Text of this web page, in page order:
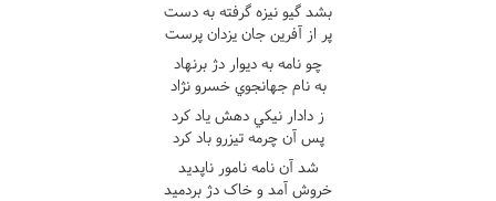
بشد گيو نيزه گرفته به دست
پر از آفرين جان يزدان پرست
چو نامه به ديوار دژ برنهاد
به نام جهانجوي خسرو نژاد
ز دادار نيکي دهش ياد کرد
پس آن چرمه تيزرو باد کرد
شد آن نامه نامور ناپديد
خروش آمد و خاک دژ بردميد